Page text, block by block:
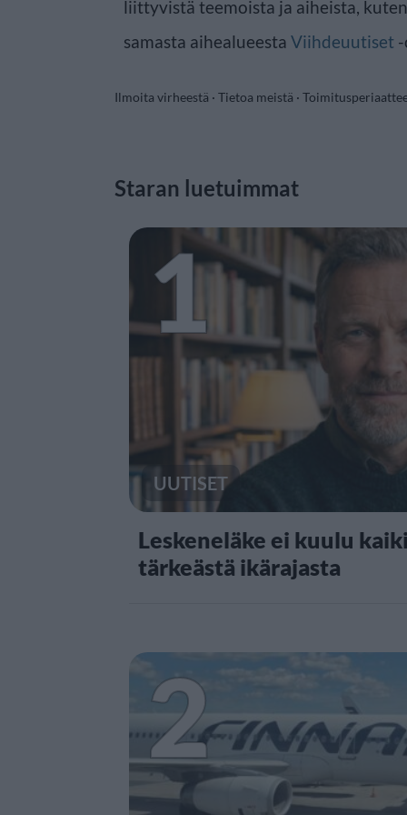
liittyvistä teemoista ja aiheista, kuten
samasta aihealueesta Viihdeuutiset
Ilmoita virheestä · Tietoa meistä ·
Staran luetuimmat
1
UUTISET
Leskeneläke ei kuulu
tärkeästä ikärajasta
2